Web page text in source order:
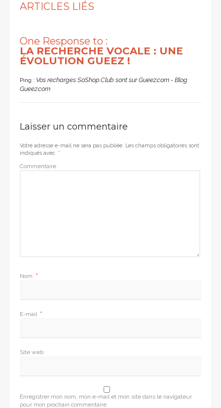
ARTICLES LIÉS
One Response to :
LA RECHERCHE VOCALE : UNE
ÉVOLUTION GUEEZ !
Ping : Vos recharges SoShop.Club sont sur Gueez.com - Blog
Gueez.com
Laisser un commentaire
Votre adresse e-mail ne sera pas publiée. Les champs obligatoires sont
indiqués avec
*
Commentaire
Nom *
E-mail *
Site web
Enregistrer mon nom, mon e-mail et mon site dans le navigateur
pour mon prochain commentaire.